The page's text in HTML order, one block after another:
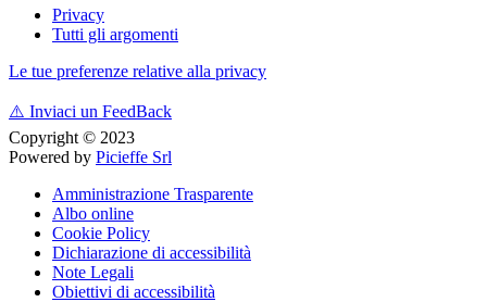
Privacy
Tutti gli argomenti
Le tue preferenze relative alla privacy
⚠️ Inviaci un FeedBack
Copyright © 2023
Powered by Picieffe Srl
Amministrazione Trasparente
Albo online
Cookie Policy
Dichiarazione di accessibilità
Note Legali
Obiettivi di accessibilità